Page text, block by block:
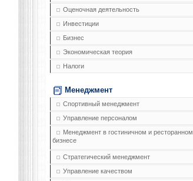
Оценочная деятельность
Инвестиции
Бизнес
Экономическая теория
Налоги
Менеджмент
Спортивный менеджмент
Управление персоналом
Менеджмент в гостиничном и ресторанном
бизнесе
Стратегический менеджмент
Управление качеством